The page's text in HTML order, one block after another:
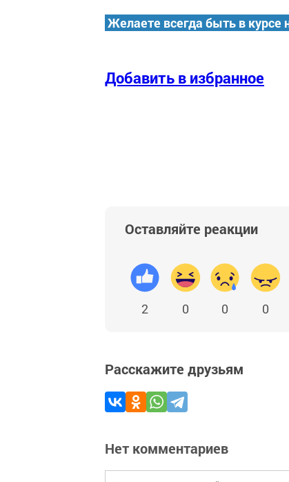
Желаете всегда быть в курсе
Добавить в избранное
Оставляйте реакции
2 0 0 0
Расскажите друзьям
Нет комментариев